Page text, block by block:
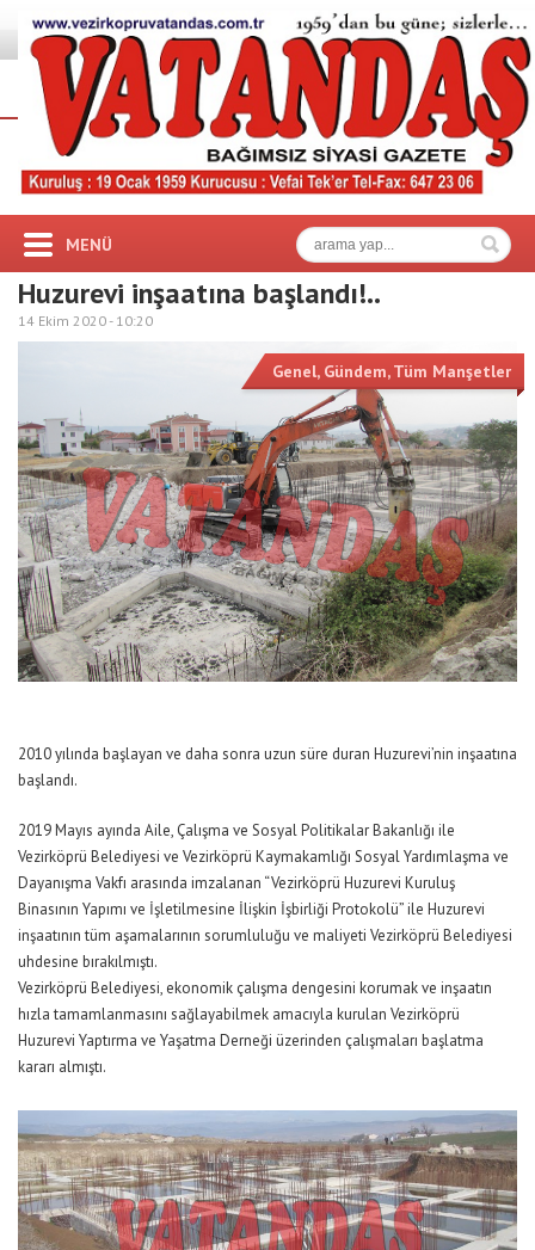
MENÜ
Huzurevi inşaatına başlandı!..
14 Ekim 2020 - 10:20
Genel, Gündem,Tüm Manşetler
2010 yılında başlayan ve daha sonra uzun süre duran Huzurevi’nin inşaatına
başlandı.
2019 Mayıs ayında Aile, Çalışma ve Sosyal Politikalar Bakanlığı ile
Vezirköprü Belediyesi ve Vezirköprü Kaymakamlığı Sosyal Yardımlaşma ve
Dayanışma Vakfı arasında imzalanan “Vezirköprü Huzurevi Kuruluş
Binasının Yapımı ve İşletilmesine İlişkin İşbirliği Protokolü” ile Huzurevi
inşaatının tüm aşamalarının sorumluluğu ve maliyeti Vezirköprü Belediyesi
uhdesine bırakılmıştı.
Vezirköprü Belediyesi, ekonomik çalışma dengesini korumak ve inşaatın
hızla tamamlanmasını sağlayabilmek amacıyla kurulan Vezirköprü
Huzurevi Yaptırma ve Yaşatma Derneği üzerinden çalışmaları başlatma
kararı almıştı.